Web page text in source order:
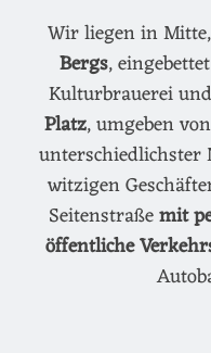
Wir liegen in Mitte,
Bergs,
Kulturbrauerei
Platz, umgeben
unterschiedlichster
witzigen
Seitenstraßemit
öffentliche